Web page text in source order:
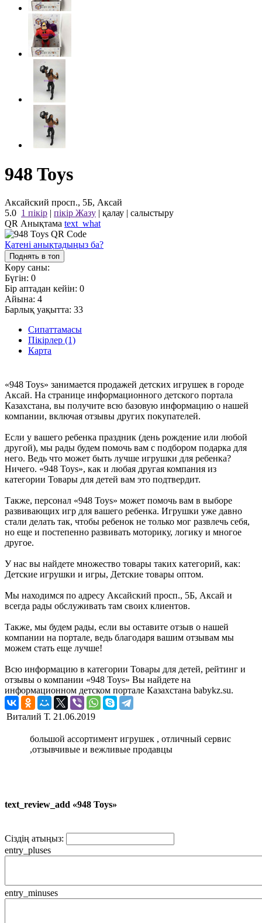
948 Toys
Аксайский просп., 5Б, Аксай
5.0 1 пікір | пікір Жазу | қалау | салыстыру
QR Анықтама text_what
Қатені анықтадыңыз ба?
Поднять в топ
Көру саны:
Бүгін: 0
Бір аптадан кейін: 0
Айына: 4
Барлық уақытта: 33
Сипаттамасы
Пікірлер (1)
Карта
«948 Toys» занимается продажей детских игрушек в городе
Аксай. На странице информационного детского портала
Казахстана, вы получите всю базовую информацию о нашей
компании, включая отзывы других покупателей.
Если у вашего ребенка праздник (день рождение или любой
другой), мы рады будем помочь вам с подбором подарка для
него. Ведь что может быть лучше игрушки для ребенка?
Ничего. «948 Toys», как и любая другая компания из
категории Товары для детей вам это подтвердит.
Также, персонал «948 Toys» может помочь вам в выборе
развивающих игр для вашего ребенка. Игрушки уже давно
стали делать так, чтобы ребенок не только мог развлечь себя,
но еще и постепенно развивать моторику, логику и многое
другое.
У нас вы найдете множество товары таких категорий, как:
Детские игрушки и игры, Детские товары оптом.
Мы находимся по адресу Аксайский просп., 5Б, Аксай и
всегда рады обслуживать там своих клиентов.
Также, мы будем рады, если вы оставите отзыв о нашей
компании на портале, ведь благодаря вашим отзывам мы
можем стать еще лучше!
Всю информацию в категории Товары для детей, рейтинг и
отзывы о компании «948 Toys» Вы найдете на
информационном детском портале Казахстана babykz.su.
Виталий Т. 21.06.2019
большой ассортимент игрушек , отличный сервис
,отзывчивые и вежливые продавцы
text_review_add «948 Toys»
Сіздің атыңыз:
entry_pluses
entry_minuses